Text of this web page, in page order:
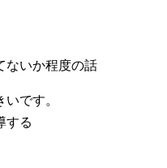
ないか程度の話
です。
する